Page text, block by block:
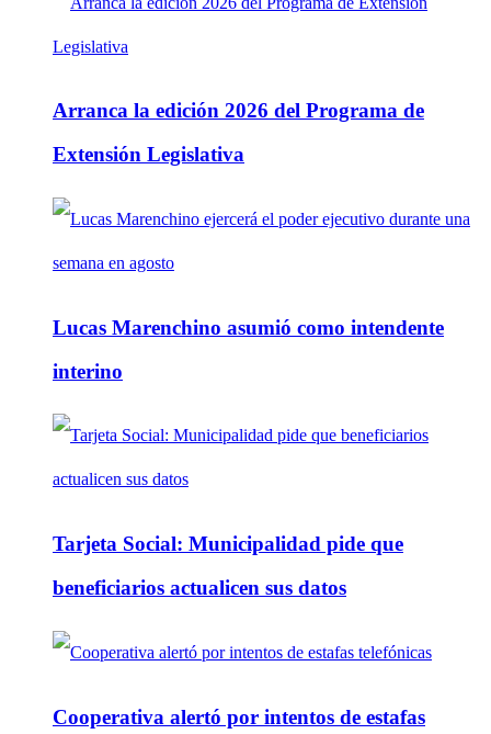
Arranca la edición 2026 del Programa de
Extensión Legislativa
Lucas Marenchino asumió como intendente
interino
Tarjeta Social: Municipalidad pide que
beneficiarios actualicen sus datos
Cooperativa alertó por intentos de estafas